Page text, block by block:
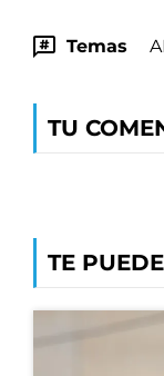
Temas
TU
TE